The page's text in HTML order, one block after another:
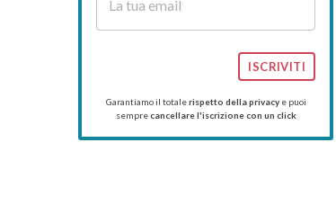
ISCRIVITI
Garantiamo il totalerispetto della privacye puoi
semprecancellare l'iscrizione con un click